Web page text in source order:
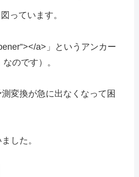
っています。
a>」というアンカー
のです）。
変換が急に出なくなって困
した。